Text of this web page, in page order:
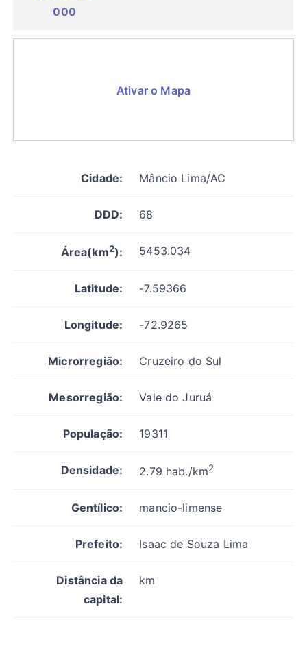
000
Ativar o Mapa
Cidade: Mâncio Lima/AC
DDD: 68
Área(km2): 5453.034
Latitude: -7.59366
Longitude: -72.9265
Microrregião: Cruzeiro do Sul
Mesorregião: Vale do Juruá
População: 19311
Densidade: 2.79 hab./km2
Gentílico: mancio-limense
Prefeito: Isaac de Souza Lima
Distância da
capital:
km